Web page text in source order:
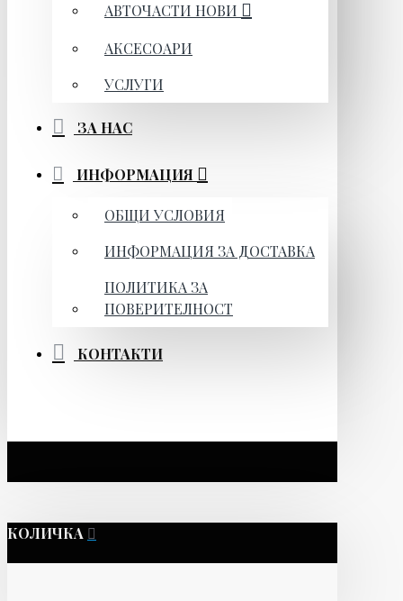
АВТОЧАСТИ НОВИ
АКСЕСОАРИ
УСЛУГИ
ЗА НАС
ИНФОРМАЦИЯ
ОБЩИ УСЛОВИЯ
ИНФОРМАЦИЯ ЗА ДОСТАВКА
ПОЛИТИКА ЗА
ПОВЕРИТЕЛНОСТ
КОНТАКТИ
КОЛИЧКА